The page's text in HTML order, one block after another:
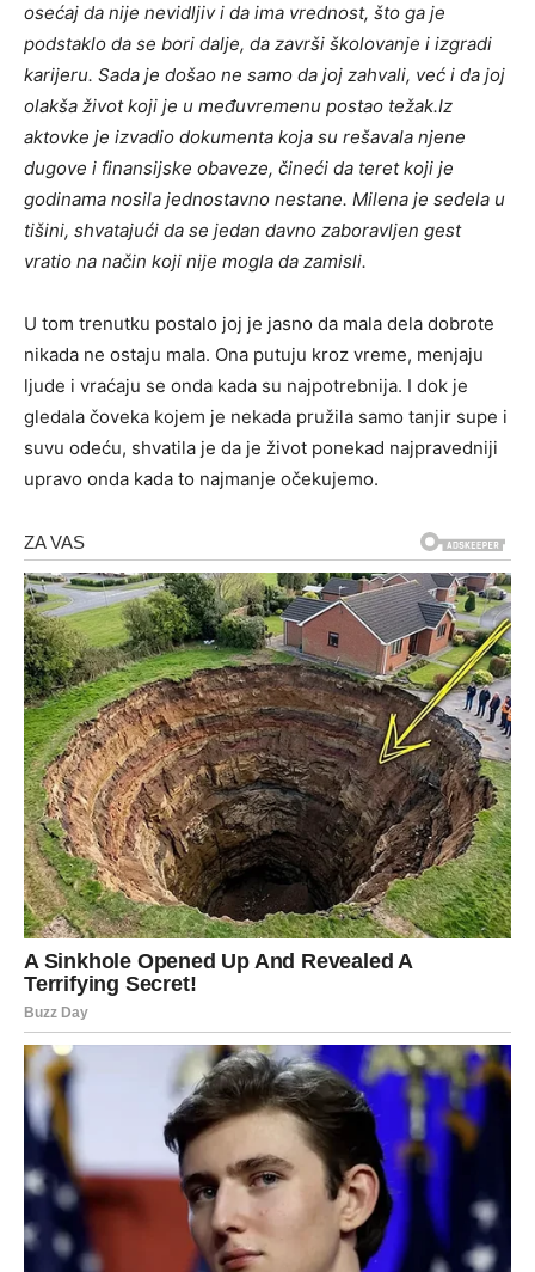
osećaj da nije nevidljiv i da ima vrednost, što ga je
podstaklo da se bori dalje, da završi školovanje i izgradi
karijeru. Sada je došao ne samo da joj zahvali, već i da joj
olakša život koji je u međuvremenu postao težak.Iz
aktovke je izvadio dokumenta koja su rešavala njene
dugove i finansijske obaveze, čineći da teret koji je
godinama nosila jednostavno nestane. Milena je sedela u
tišini, shvatajući da se jedan davno zaboravljen gest
vratio na način koji nije mogla da zamisli.
U tom trenutku postalo joj je jasno da mala dela dobrote
nikada ne ostaju mala. Ona putuju kroz vreme, menjaju
ljude i vraćaju se onda kada su najpotrebnija. I dok je
gledala čoveka kojem je nekada pružila samo tanjir supe i
suvu odeću, shvatila je da je život ponekad najpravedniji
upravo onda kada to najmanje očekujemo.